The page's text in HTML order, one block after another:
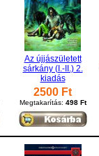
Az újjászületett
sárkány (I.-II.) 2.
kiadás
2500 Ft
Megtakarítás: 498 Ft